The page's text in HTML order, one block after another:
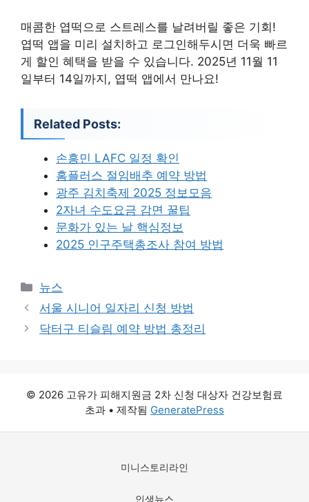
매콤한 엽떡으로 스트레스를 날려버릴 좋은 기회!
엽떡 앱을 미리 설치하고 로그인해두시면 더욱 빠르
게 할인 혜택을 받을 수 있습니다. 2025년 11월 11
일부터 14일까지, 엽떡 앱에서 만나요!
Related Posts:
손흥민 LAFC 일정 확인
홈플러스 절임배추 예약 방법
광주 김치축제 2025 정보모음
2자녀 수도요금 감면 꿀팁
문화가 있는 날 핵심정보
2025 인구주택총조사 참여 방법
카
테
리
뉴스
서울 시니어 일자리 신청 방법
닥터구 티슬림 예약 방법 총정리
© 2026 고유가 피해지원금 2차 신청 대상자 건강보험료
초과 • 제작됨 GeneratePress
미니스토리라인
인생뉴스